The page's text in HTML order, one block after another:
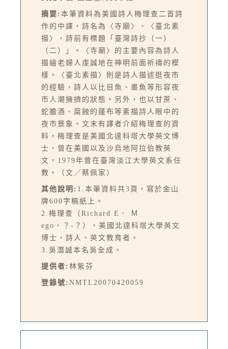
摘要: 本筆資料為美國詩人梅理查二首詩
作的中譯，詩名為〈寺廟〉、〈臺北素
描〉，詩前有標題「臺灣詩抄（一）
（二）」。〈寺廟〉的主要內容為詩人
描繪老婦人虔誠地在神明前面祈禱的模
樣。〈臺北素描〉則是詩人描述逛夜市
的經驗，詩人以比目魚、墨魚等形容夜
市人潮擁擠的狀態。另外，也以甘蔗、
蛇膽酒、腐蝕的蓬布等素描詩人眼中的
夜市景象。文末有譯者介紹梅理查的資
料，梅理查是美國北達科塔大學英文博
士，曾在美國以及沙烏地阿拉伯教英
文，1979年曾在臺灣淡江大學英文系任
教。（文／蔡佩家）
其他說明: 1.本筆資料共3頁，寫於金山
牌600字稿紙上。
2.梅理查（Richard E． Ｍ
ego，？-？），美國北達科塔大學英文
博士，詩人、英文教育者。
3.吳潛誠本名吳全成。
提供者: 林紫芬
登錄號: NMTL20070420059